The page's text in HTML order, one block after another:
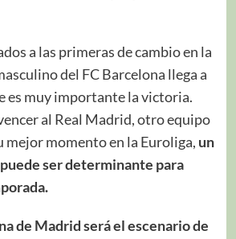
a las primeras de cambio en la
del FC Barcelona llega a
es muy importante la victoria.
al Real Madrid, otro equipo
mejor momento en la Euroliga, un
ser determinante para
de Madrid será el escenario de